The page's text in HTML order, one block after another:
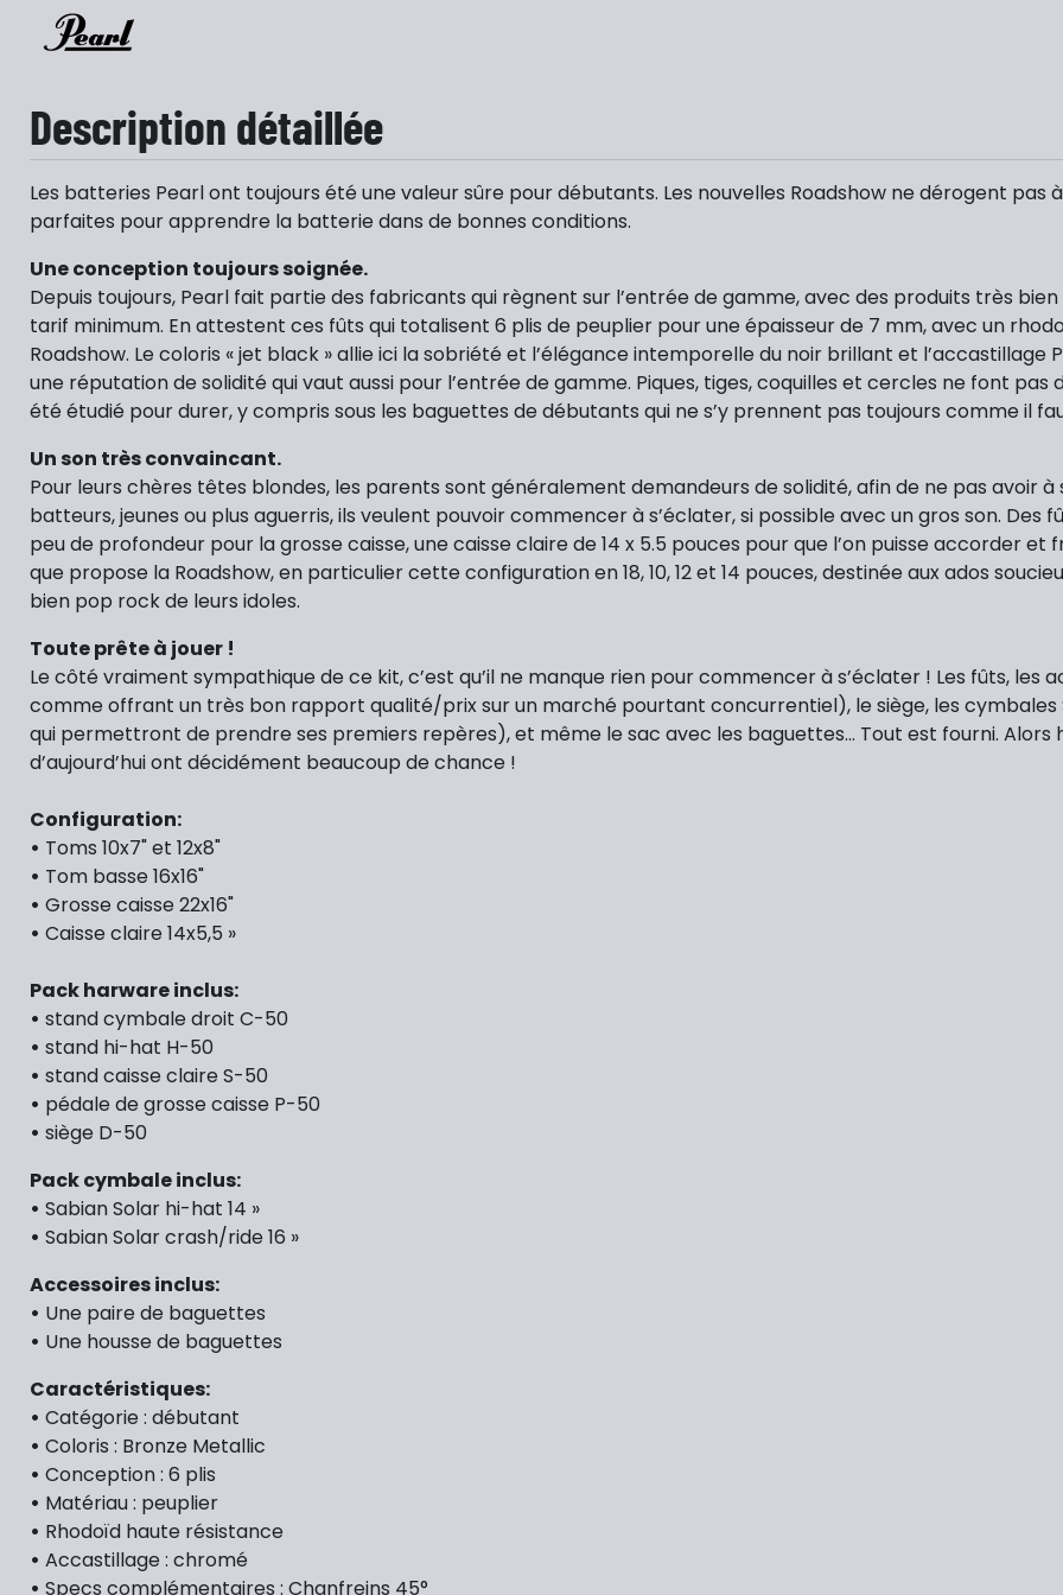
Description détaillée
Les batteries Pearl ont toujours été une valeur sûre pour débutants. Les nouvelles Roadshow ne dérogent pas
parfaites pour apprendre la batterie dans de bonnes conditions.
Une conception toujours soignée.
Depuis toujours, Pearl fait partie des fabricants qui règnent sur l’entrée de gamme, avec des produits très
tarif minimum. En attestent ces fûts qui totalisent 6 plis de peuplier pour une épaisseur de 7 mm, avec un
Roadshow. Le coloris « jet black » allie ici la sobriété et l’élégance intemporelle du noir brillant et
une réputation de solidité qui vaut aussi pour l’entrée de gamme. Piques, tiges, coquilles et cercles ne font
été étudié pour durer, y compris sous les baguettes de débutants qui ne s’y prennent pas toujours comme il
Un son très convaincant.
Pour leurs chères têtes blondes, les parents sont généralement demandeurs de solidité, afin de ne pas avoir à
batteurs, jeunes ou plus aguerris, ils veulent pouvoir commencer à s’éclater, si possible avec un gros son.
peu de profondeur pour la grosse caisse, une caisse claire de 14 x 5.5 pouces pour que l’on puisse accorder
que propose la Roadshow, en particulier cette configuration en 18, 10, 12 et 14 pouces, destinée aux ados
bien pop rock de leurs idoles.
Toute prête à jouer !
Le côté vraiment sympathique de ce kit, c’est qu’il ne manque rien pour commencer à s’éclater ! Les fûts, les
comme offrant un très bon rapport qualité/prix sur un marché pourtant concurrentiel), le siège, les cymbales
qui permettront de prendre ses premiers repères), et même le sac avec les baguettes... Tout est fourni. Alors
d’aujourd’hui ont décidément beaucoup de chance !
Configuration:
• Toms 10x7" et 12x8"
• Tom basse 16x16"
• Grosse caisse 22x16"
• Caisse claire 14x5,5 »
Pack harware inclus:
• stand cymbale droit C-50
• stand hi-hat H-50
• stand caisse claire S-50
• pédale de grosse caisse P-50
• siège D-50
Pack cymbale inclus:
• Sabian Solar hi-hat 14 »
• Sabian Solar crash/ride 16 »
Accessoires inclus:
• Une paire de baguettes
• Une housse de baguettes
Caractéristiques:
• Catégorie : débutant
• Coloris : Bronze Metallic
• Conception : 6 plis
• Matériau : peuplier
• Rhodoïd haute résistance
• Accastillage : chromé
• Specs complémentaires : Chanfreins 45°